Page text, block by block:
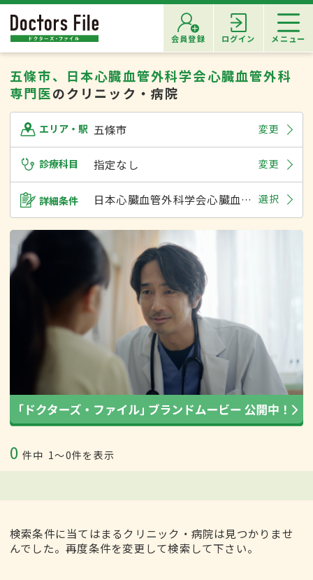
会員登録 ログイン メニュー
五條市、日本心臓血管外科学会心臓血管外科
専門医のクリニック・病院
エリア・駅 五條市 変更
診療科目 指定なし 変更
詳細条件 日本心臓血管外科学会心臓血管外科専門医 選択
0 件中 1〜0件を表示
検索条件に当てはまるクリニック・病院は見つかりませ
んでした。再度条件を変更して検索して下さい。